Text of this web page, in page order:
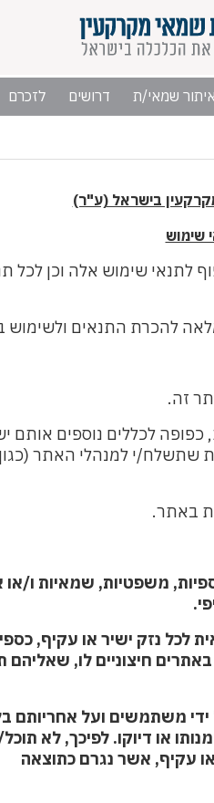
איתור שמאי/ת דרושים לזכרם
בישראל (ע"ר)
שימוש
לתנאי שימוש אלה וכן
להכרת התנאים ולשימוש
זה.
לכללים נוספים אותם
שתשלח/י למנהלי האתר
באתר.
נזק ישיר או עקיף,
חיצוניים לו, שאליהם
ידי משתמשים ועל אחריותם
או דיוקו. לפיכך, לא
עקיף, אשר נגרם כתוצאה